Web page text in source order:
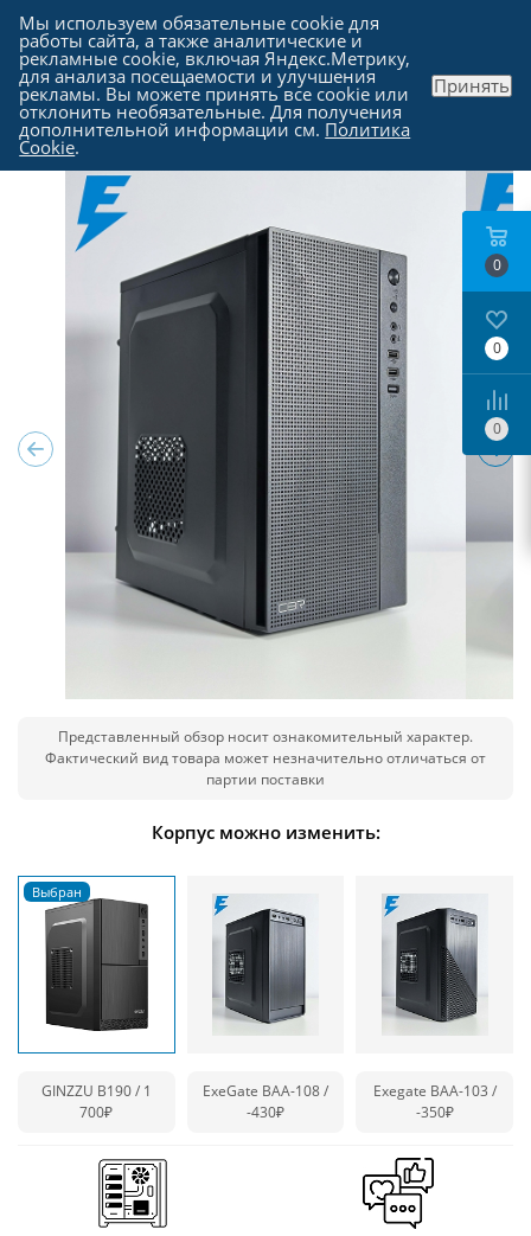
Каталог - Компьютеры в Москве
Представленный обзор носит ознакомительный характер.
Фактический вид товара может незначительно отличаться от
партии поставки
Корпус можно изменить:
GINZZU B190 / 1
700₽
ExeGate BAA-108 /
-430₽
Exegate BAA-103 /
-350₽
0
0
0
Мы используем обязательные cookie для
работы сайта, а также аналитические и
рекламные cookie, включая Яндекс.Метрику,
для анализа посещаемости и улучшения
рекламы. Вы можете принять все cookie или
отклонить необязательные. Для получения
дополнительной информации см. Политика
Cookie.
Принять